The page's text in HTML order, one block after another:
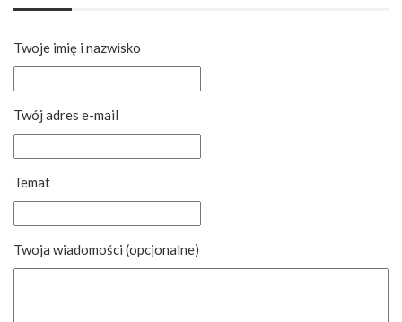
Twoje imię i nazwisko
Twój adres e-mail
Temat
Twoja wiadomości (opcjonalne)